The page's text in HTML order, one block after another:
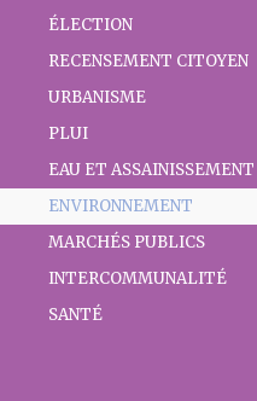
ÉLECTION
RECENSEMENT CITOYEN
URBANISME
PLUI
EAU ET ASSAINISSEMENT
ENVIRONNEMENT
MARCHÉS PUBLICS
INTERCOMMUNALITÉ
SANTÉ